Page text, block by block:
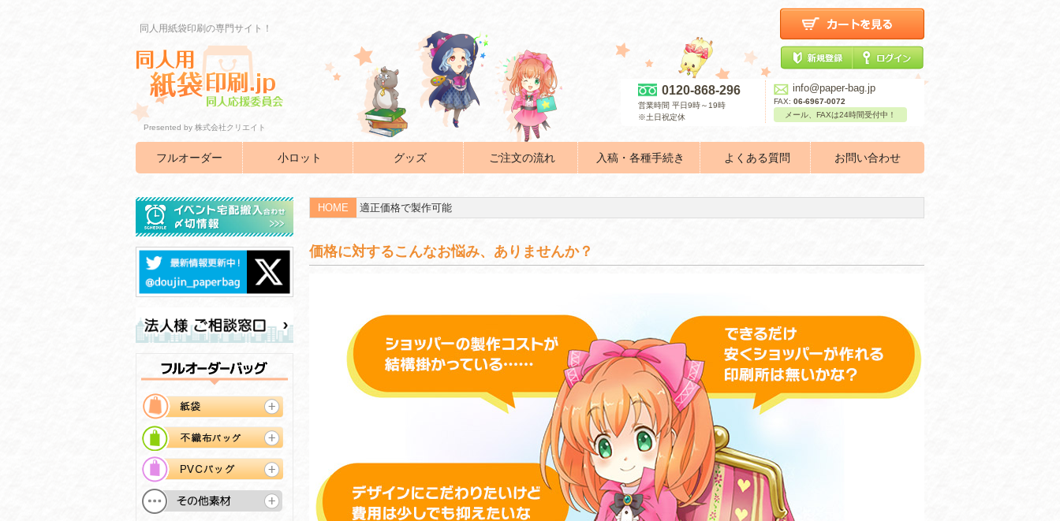
同人用紙袋印刷の専門サイト！
Presented by 株式会社クリエイト
0120-868-296
営業時間 平日9時～19時
※土日祝定休
info@paper-bag.jp
FAX: 06-6967-0072
メール、FAXは24時間受付中！
フルオーダー 小ロット グッズ ご注文の流れ 入稿・各種手続き よくある質問 お問い合わせ
HOME 適正価格で製作可能
価格に対するこんなお悩み、ありませんか？